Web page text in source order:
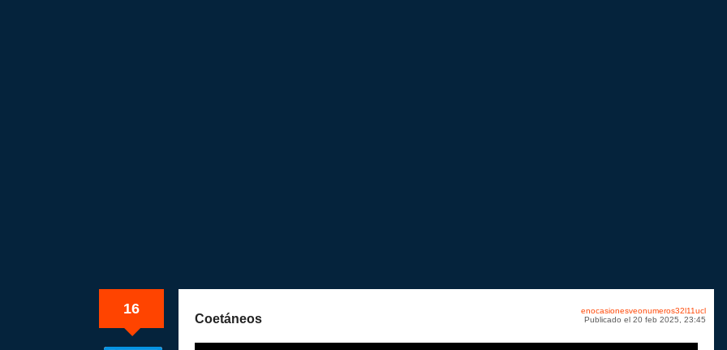
16
enocasionesveonumeros32l11ucl
Publicado el 20 feb 2025, 23:45
Coetáneos